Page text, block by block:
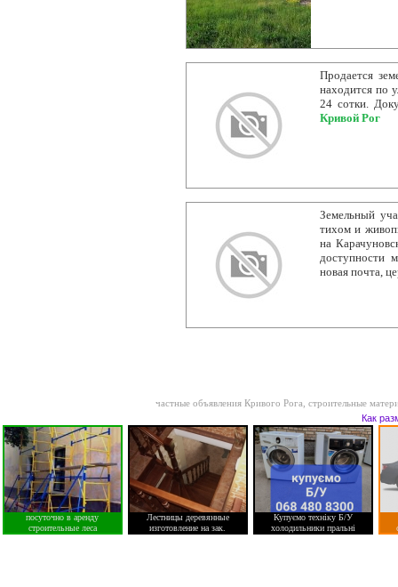
Продается
находится по
24 сотки.
Кривой Рог
Земельный
тихом и
на
доступности
новая почта,
частные объявления Кривого Рога строительные
Как
посуточно в аренду
строительные леса
Лестницы деревянные
изготовление на зак.
Купуємо техніку Б/У
холодильники пральні